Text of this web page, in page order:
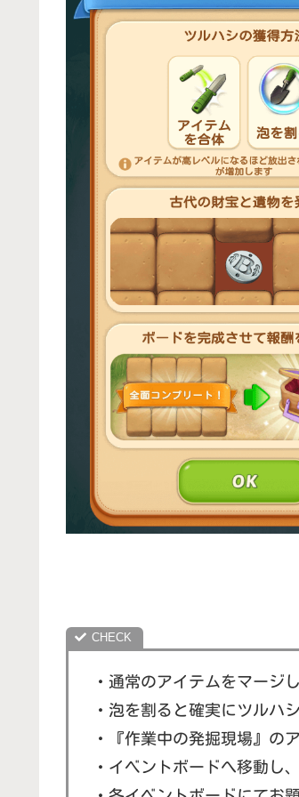
・通常のアイテムをマージ
・泡を割ると確実にツルハ
・『作業中の発掘現場』の
・イベントボードへ移動し